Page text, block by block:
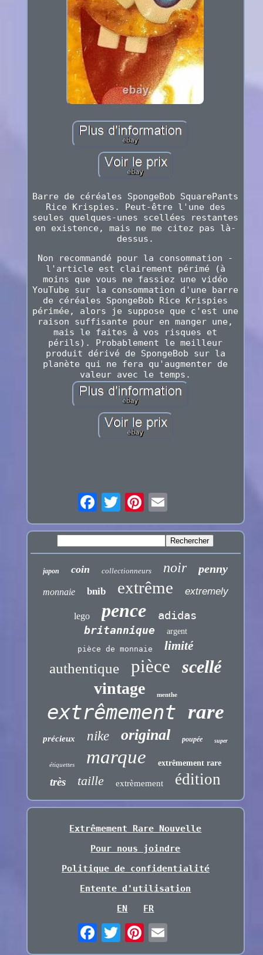
Barre de céréales SpongeBob SquarePants
Rice Krispies. Peut-être l'une des
seules quelques-unes scellées restantes
en existence, mais ne me citez pas là-
dessus.
Non recommandé pour la consommation -
l'article est clairement périmé (à
moins que vous ne fassiez une vidéo
YouTube sur la consommation d'une barre
de céréales SpongeBob Rice Krispies
périmée, alors je suppose que c'est une
raison suffisante pour en manger une,
mais le faites à vos risques et
périls). Probablement le meilleur
produit dérivé de SpongeBob sur la
planète qui ne fera qu'augmenter de
valeur avec le temps.
japon coin collectionneurs noir penny
monnaie bnib extrême extremely
lego pence adidas
britannique
argent
pièce de monnaie
limité
authentique pièce scellé
vintage menthe
extrêmement rare
précieux nike original poupée super
étiquettes marque extrêmement rare
très taille extrèmement édition
Extrêmement Rare Nouvelle
Pour nous joindre
Politique de confidentialité
Entente d'utilisation
EN
FR